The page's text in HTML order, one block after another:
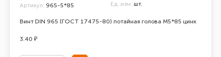
Винт DIN 965 (ГОСТ 17475-80) потайная голова М5*85 цинк
Артикул: 965-5*85 Ед. изм. шт.
3.40 ₽